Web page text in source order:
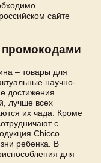
сайте
промокодами
– товары для
научно-
достижения
лучше всех
их чада. Кроме
с
Chicco
ребенка. В
для